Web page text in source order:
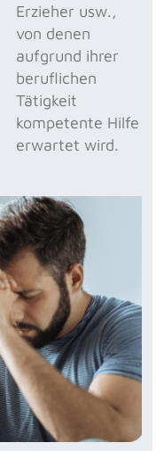
Erzieher usw.,
von denen
aufgrund ihrer
beruflichen
Tätigkeit
kompetente Hilfe
erwartet wird.